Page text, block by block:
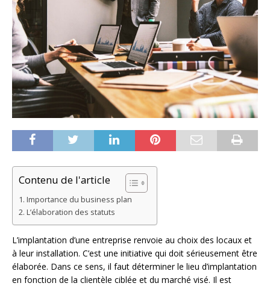
Contenu de l'article
Importance du business plan
L’élaboration des statuts
L’implantation d’une entreprise renvoie au choix des locaux et
à leur installation. C’est une initiative qui doit sérieusement être
élaborée. Dans ce sens, il faut déterminer le lieu d’implantation
en fonction de la clientèle ciblée et du marché visé. Il est